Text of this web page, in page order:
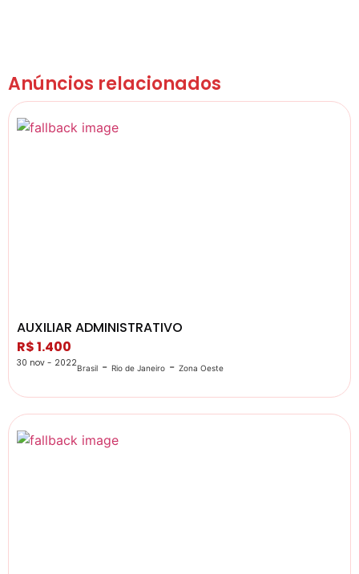
Anúncios relacionados
AUXILIAR ADMINISTRATIVO
R$ 1.400
30 nov - 2022Brasil - Rio de Janeiro - Zona Oeste